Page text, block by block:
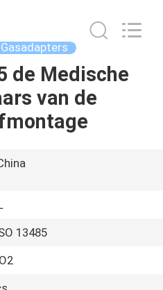
de Medische
van de
13485